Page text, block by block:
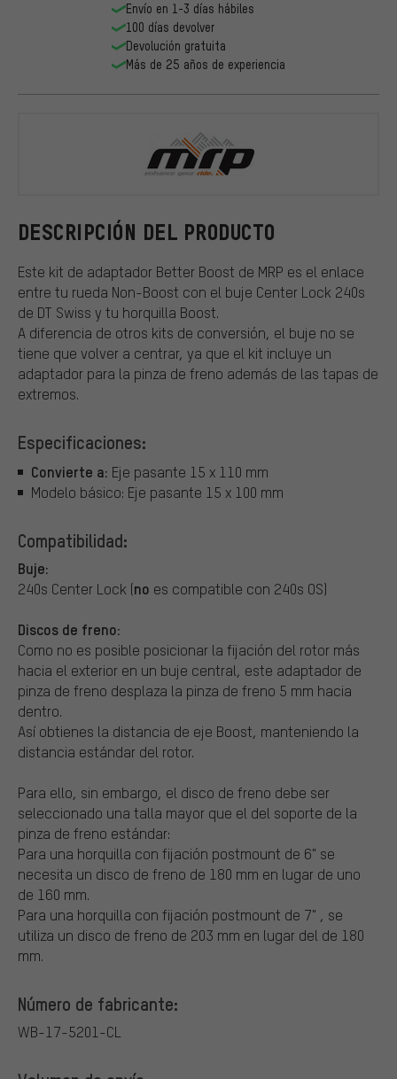
DESCRIPCIÓN DEL PRODUCTO
Este kit de adaptador Better Boost de MRP es el enlace
entre tu rueda Non-Boost con el buje Center Lock 240s
de DT Swiss y tu horquilla Boost.
A diferencia de otros kits de conversión, el buje no se
tiene que volver a centrar, ya que el kit incluye un
adaptador para la pinza de freno además de las tapas de
extremos.
Especificaciones:
Convierte a: Eje pasante 15 x 110 mm
Modelo básico: Eje pasante 15 x 100 mm
Compatibilidad:
Buje:
240s Center Lock (no es compatible con 240s OS)
Discos de freno:
Como no es posible posicionar la fijación del rotor más
hacia el exterior en un buje central, este adaptador de
pinza de freno desplaza la pinza de freno 5 mm hacia
dentro.
Así obtienes la distancia de eje Boost, manteniendo la
distancia estándar del rotor.
Para ello, sin embargo, el disco de freno debe ser
seleccionado una talla mayor que el del soporte de la
pinza de freno estándar:
Para una horquilla con fijación postmount de 6" se
necesita un disco de freno de 180 mm en lugar de uno
de 160 mm.
Para una horquilla con fijación postmount de 7" , se
utiliza un disco de freno de 203 mm en lugar del de 180
mm.
Número de fabricante:
WB-17-5201-CL
Envío en 1-3 días hábiles
100 días devolver
Devolución gratuita
Más de 25 años de experiencia